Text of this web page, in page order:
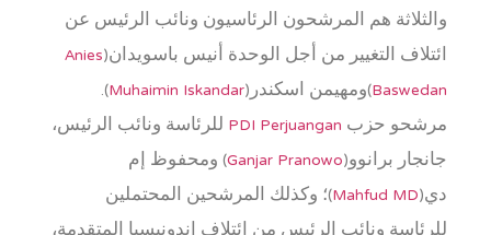
والثلاثة هم المرشحون الرئاسيون ونائب الرئيس عن
ائتلاف التغيير من أجل الوحدة أنيس باسويدان(Anies
Baswedan)ومهيمن اسكندر(Muhaimin Iskandar
).
مرشحو حزبPDI Perjuanganللرئاسة ونائب الرئيس،
جانجار برانوو(Ganjar Pranowo) ومحفوظ إم
دي(Mahfud MD)؛ وكذلك المرشحين المحتملين